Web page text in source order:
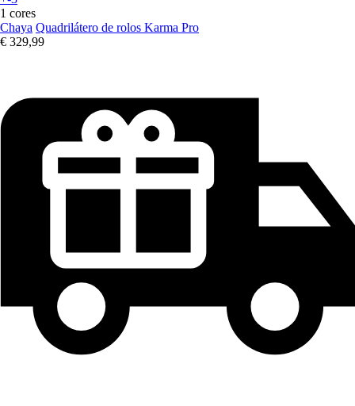
1 cores
Chaya Quadrilátero de rolos Karma Pro
€ 329,99